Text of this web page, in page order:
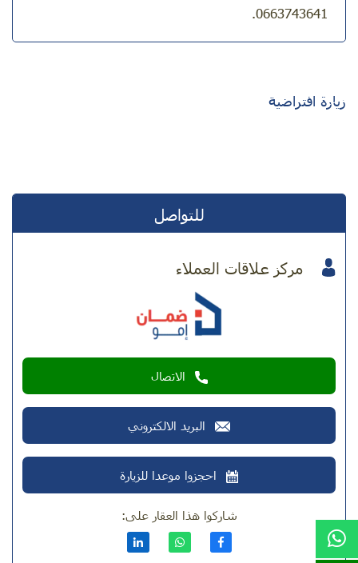
0663743641.
زيارة افتراضية
للتواصل
مركز علاقات العملاء
الاتصال
البريد الالكتروني
احجزوا موعدا للزيارة
شاركوا هذا العقار على: